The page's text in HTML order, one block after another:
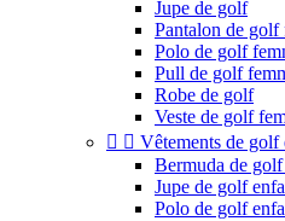
Jupe de golf
Pantalon de golf
Polo de golf
Pull de golf
Robe de golf
Veste de golf
  Vêtements de golf
Bermuda de
Jupe de golf
Polo de golf